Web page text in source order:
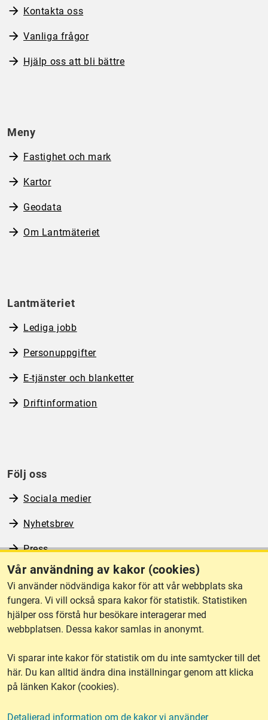
Vår användning av kakor (cookies)
Vi använder nödvändiga kakor för att vår webbplats ska
fungera. Vi vill också spara kakor för statistik. Statistiken
hjälper oss förstå hur besökare interagerar med
webbplatsen. Dessa kakor samlas in anonymt.
Vi sparar inte kakor för statistik om du inte samtycker till det
här. Du kan alltid ändra dina inställningar genom att klicka
på länken Kakor (cookies).
Detaljerad information om de kakor vi använder
Kontakta oss
Vanliga frågor
Hjälp oss att bli bättre
Meny
Fastighet och mark
Kartor
Geodata
Om Lantmäteriet
Lantmäteriet
Lediga jobb
Personuppgifter
E-tjänster och blanketter
Driftinformation
Följ oss
Sociala medier
Nyhetsbrev
Press
RSS
Om webbplatsen
Tillgänglighet
Other languages